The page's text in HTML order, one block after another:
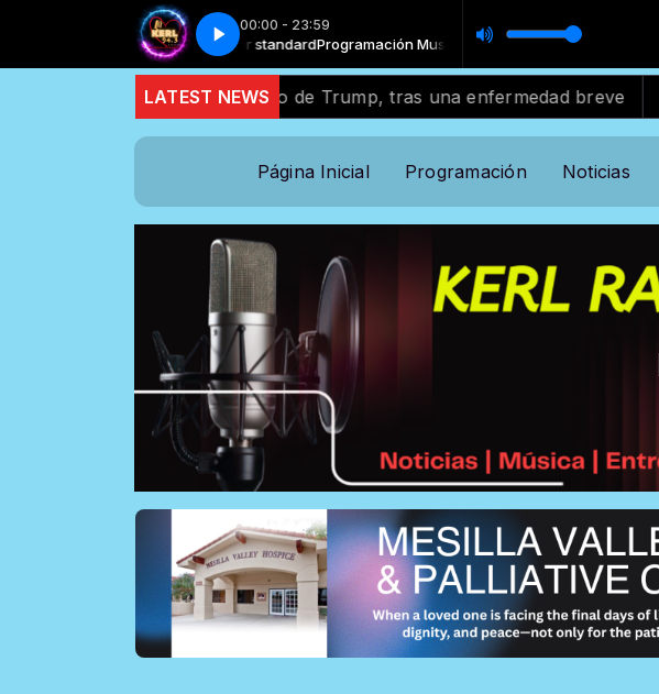
00:00 - 23:59
Musical with Locutor standardProgramación Musical with Locutor standard
Sabor Latino - Cumbia ColombianaSabor Latino - Cumbia Colombiana
LATEST NEWS
Graham, estrecho aliado de Trump, tras una enfermedad breve El
Página Inicial Programación Noticias